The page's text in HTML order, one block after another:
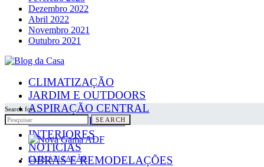
Dezembro 2022
Abril 2022
Novembro 2021
Outubro 2021
CLIMATIZAÇÃO
JARDIM E OUTDOORS
ASPIRAÇÃO CENTRAL
PAINÉIS SOLARES
INTERIORES
NOTICIAS
OBRAS E REMODELAÇÕES
Search for:
SEARCH
CLIMATIZAÇÃO